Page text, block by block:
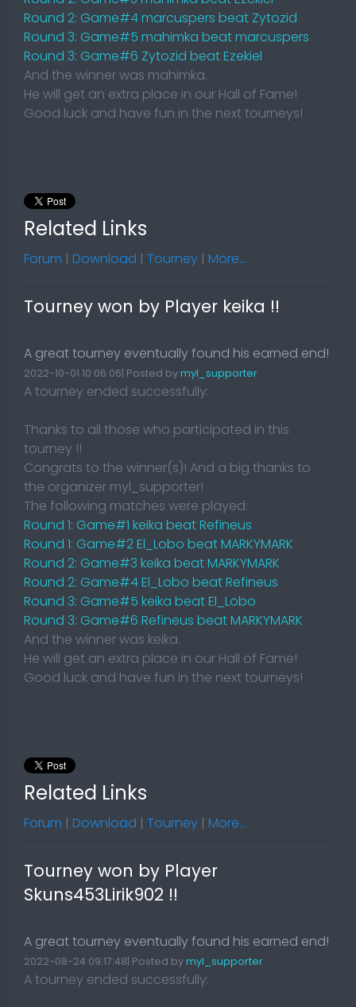
Round 2: Game#4 marcuspers beat Zytozid
Round 3: Game#5 mahimka beat marcuspers
Round 3: Game#6 Zytozid beat Ezekiel
And the winner was mahimka.
He will get an extra place in our Hall of Fame!
Good luck and have fun in the next tourneys!
Related Links
Forum | Download | Tourney | More...
Tourney won by Player keika !!
A great tourney eventually found his earned end!
2022-10-01 10:06:06| Posted bymyl_supporter
A tourney ended successfully:
Thanks to all those who participated in this
tourney !!
Congrats to the winner(s)! And a big thanks to
the organizer myl_supporter!
The following matches were played:
Round 1: Game#1 keika beat Refineus
Round 1: Game#2 El_Lobo beat MARKYMARK
Round 2: Game#3 keika beat MARKYMARK
Round 2: Game#4 El_Lobo beat Refineus
Round 3: Game#5 keika beat El_Lobo
Round 3: Game#6 Refineus beat MARKYMARK
And the winner was keika.
He will get an extra place in our Hall of Fame!
Good luck and have fun in the next tourneys!
Related Links
Forum | Download | Tourney | More...
Tourney won by Player
Skuns453Lirik902 !!
A great tourney eventually found his earned end!
2022-08-24 09:17:48| Posted bymyl_supporter
A tourney ended successfully: